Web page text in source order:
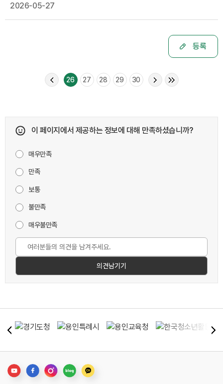
2026-05-27
등록
26 27 28 29 30
이 페이지에서 제공하는 정보에 대해 만족하셨습니까?
매우만족
만족
보통
불만족
매우불만족